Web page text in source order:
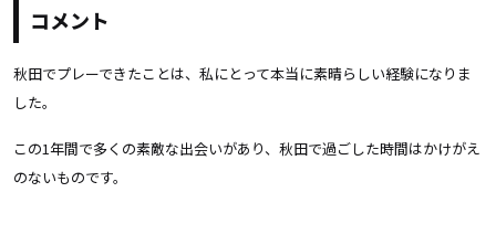
コメント
秋田でプレーできたことは、私にとって本当に素晴らしい経験になりま
した。
この1年間で多くの素敵な出会いがあり、秋田で過ごした時間はかけがえ
のないものです。